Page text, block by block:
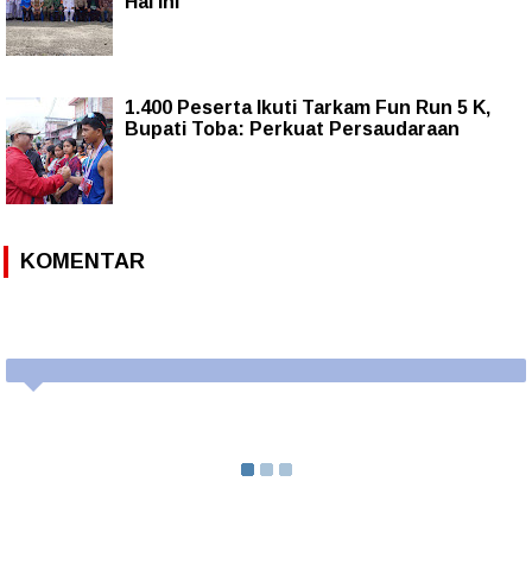
1.400 Peserta Ikuti Tarkam Fun Run 5 K,
Bupati Toba: Perkuat Persaudaraan
KOMENTAR